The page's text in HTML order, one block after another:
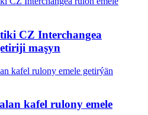
CZ Interchangea
maşyn
kafel rulony emele